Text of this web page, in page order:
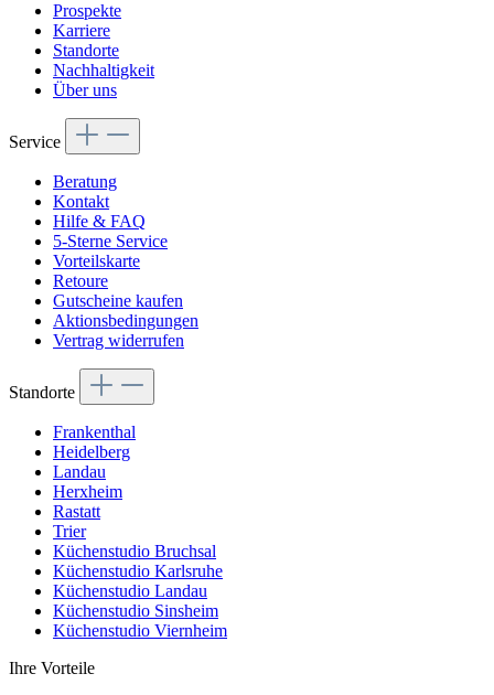
Prospekte
Karriere
Standorte
Nachhaltigkeit
Über uns
Service
Beratung
Kontakt
Hilfe & FAQ
5-Sterne Service
Vorteilskarte
Retoure
Gutscheine kaufen
Aktionsbedingungen
Vertrag widerrufen
Standorte
Frankenthal
Heidelberg
Landau
Herxheim
Rastatt
Trier
Küchenstudio Bruchsal
Küchenstudio Karlsruhe
Küchenstudio Landau
Küchenstudio Sinsheim
Küchenstudio Viernheim
Ihre Vorteile